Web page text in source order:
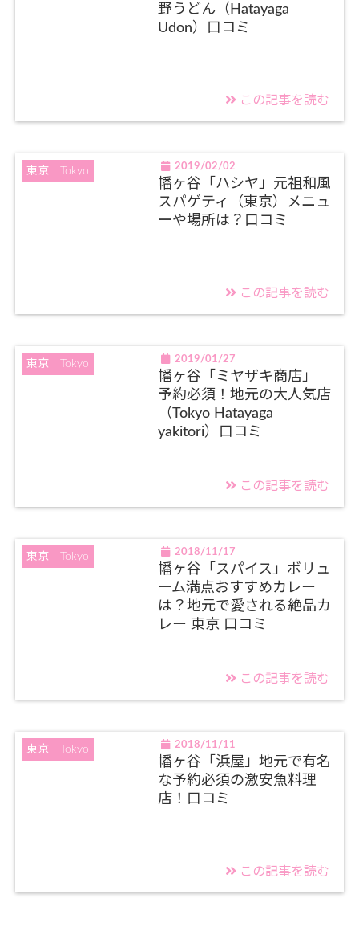
野うどん（Hatayaga
Udon）口コミ
この記事を読む
東京 Tokyo 2019/02/02
幡ヶ谷「ハシヤ」元祖和風
スパゲティ（東京）メニュ
ーや場所は？口コミ
この記事を読む
東京 Tokyo 2019/01/27
幡ヶ谷「ミヤザキ商店」
予約必須！地元の大人気店
（Tokyo Hatayaga
yakitori）口コミ
この記事を読む
東京 Tokyo 2018/11/17
幡ヶ谷「スパイス」ボリュ
ーム満点おすすめカレー
は？地元で愛される絶品カ
レー 東京 口コミ
この記事を読む
東京 Tokyo 2018/11/11
幡ヶ谷「浜屋」地元で有名
な予約必須の激安魚料理
店！口コミ
この記事を読む